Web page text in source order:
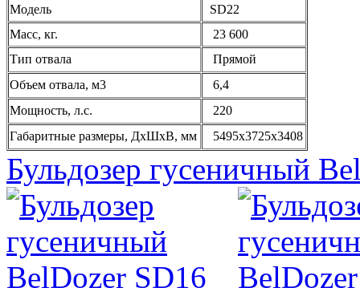
Модель
SD22
Масс, кг.
23 600
Тип отвала
Прямой
Объем отвала, м3
6,4
Мощность, л.с.
220
Габаритные размеры, ДxШxВ, мм
5495x3725x3408
Бульдозер гусеничный